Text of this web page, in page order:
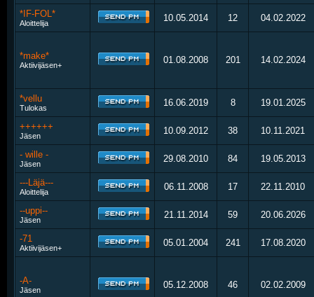
*IF-FOL*
Aloittelija 10.05.2014 12 04.02.2022
*make*
Aktiivijäsen+ 01.08.2008 201 14.02.2024
*vellu
Tulokas 16.06.2019 8 19.01.2025
++++++
Jäsen 10.09.2012 38 10.11.2021
- wille -
Jäsen 29.08.2010 84 19.05.2013
---Läjä---
Aloittelija 06.11.2008 17 22.11.2010
--uppi--
Jäsen 21.11.2014 59 20.06.2026
-71
Aktiivijäsen+ 05.01.2004 241 17.08.2020
-A-
Jäsen 05.12.2008 46 02.02.2009